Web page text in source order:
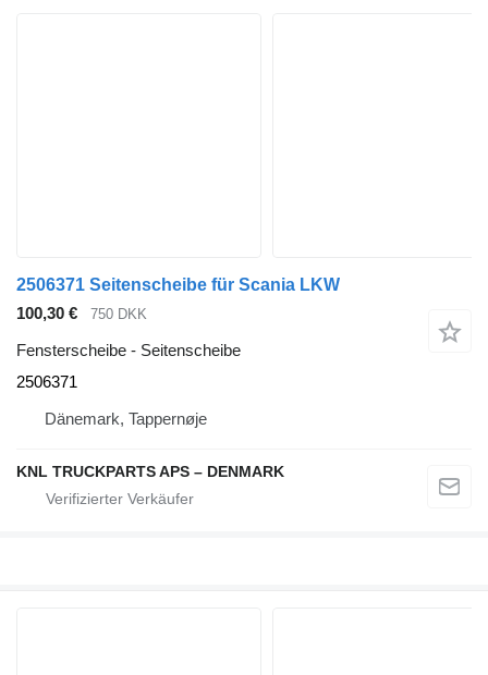
2506371 Seitenscheibe für Scania LKW
100,30 €
750 DKK
Fensterscheibe - Seitenscheibe
2506371
Dänemark, Tappernøje
KNL TRUCKPARTS APS – DENMARK